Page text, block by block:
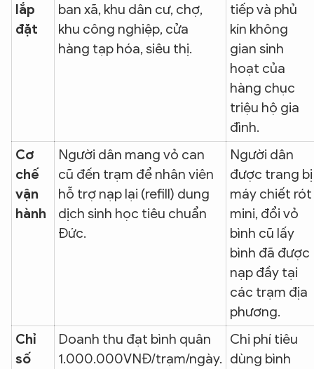
lắp
đặt
ban xã, khu dân cư, chợ,
khu công nghiệp, cửa
hàng tạp hóa, siêu thị.
tiếp và phủ
kín không
gian sinh
hoạt của
hàng chục
triệu hộ gia
đình.
Cơ
chế
vận
hành
Người dân mang vỏ can
cũ đến trạm để nhân viên
hỗ trợ nạp lại (refill) dung
dịch sinh học tiêu chuẩn
Đức.
Người dân
được trang bị
máy chiết rót
mini, đổi vỏ
bình cũ lấy
bình đã được
nạp đầy tại
các trạm địa
phương.
Chỉ
số
Doanh thu đạt bình quân
1.000.000VNĐ/trạm/ngày.
Chi phí tiêu
dùng bình